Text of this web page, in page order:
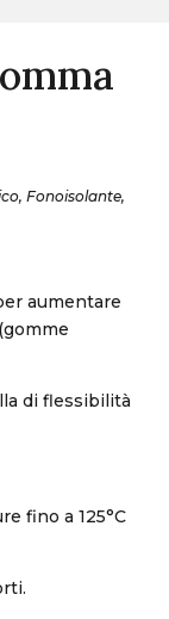
Fonoisolante,
aumentare
di flessibilità
fino a 125°C